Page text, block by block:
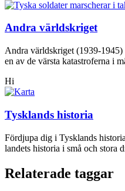
Andra världskriget
Andra världskriget (1939-1945)
en av de värsta katastroferna i
Hi
Tysklands historia
Fördjupa dig i Tysklands
landets historia i små och stora
Relaterade taggar